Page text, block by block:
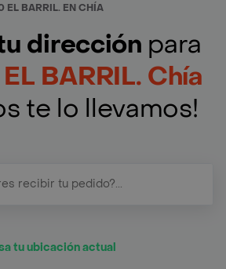
EL BARRIL. EN CHÍA
dirección para
EL BARRIL. Chía
te lo llevamos!
tu ubicación actual